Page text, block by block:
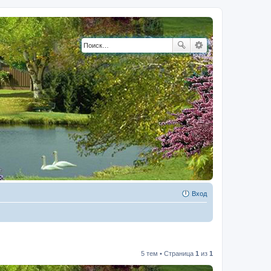
Вход
5 тем • Страница 1 из 1